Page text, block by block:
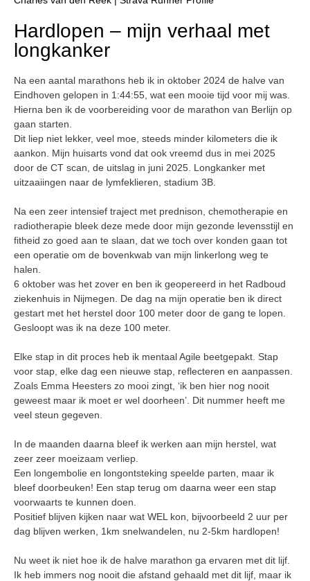
Hardlopen – mijn verhaal met
longkanker
Na een aantal marathons heb ik in oktober 2024 de halve van
Eindhoven gelopen in 1:44:55, wat een mooie tijd voor mij was.
Hierna ben ik de voorbereiding voor de marathon van Berlijn op
gaan starten.
Dit liep niet lekker, veel moe, steeds minder kilometers die ik
aankon. Mijn huisarts vond dat ook vreemd dus in mei 2025
door de CT scan, de uitslag in juni 2025. Longkanker met
uitzaaiingen naar de lymfeklieren, stadium 3B.
Na een zeer intensief traject met prednison, chemotherapie en
radiotherapie bleek deze mede door mijn gezonde levensstijl en
fitheid zo goed aan te slaan, dat we toch over konden gaan tot
een operatie om de bovenkwab van mijn linkerlong weg te
halen.
6 oktober was het zover en ben ik geopereerd in het Radboud
ziekenhuis in Nijmegen. De dag na mijn operatie ben ik direct
gestart met het herstel door 100 meter door de gang te lopen.
Gesloopt was ik na deze 100 meter.
Elke stap in dit proces heb ik mentaal Agile beetgepakt. Stap
voor stap, elke dag een nieuwe stap, reflecteren en aanpassen.
Zoals Emma Heesters zo mooi zingt, ‘ik ben hier nog nooit
geweest maar ik moet er wel doorheen’. Dit nummer heeft me
veel steun gegeven.
In de maanden daarna bleef ik werken aan mijn herstel, wat
zeer zeer moeizaam verliep.
Een longembolie en longontsteking speelde parten, maar ik
bleef doorbeuken! Een stap terug om daarna weer een stap
voorwaarts te kunnen doen.
Positief blijven kijken naar wat WEL kon, bijvoorbeeld 2 uur per
dag blijven werken, 1km snelwandelen, nu 2-5km hardlopen!
Nu weet ik niet hoe ik de halve marathon ga ervaren met dit lijf.
Ik heb immers nog nooit die afstand gehaald met dit lijf, maar ik